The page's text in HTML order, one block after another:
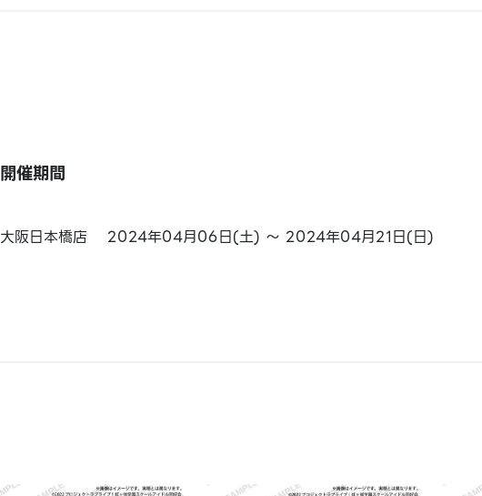
開催期間
大阪日本橋店 2024年04月06日(土) ～ 2024年04月21日(日)